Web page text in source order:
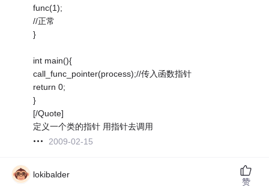
func(1);
//正常
}
int main(){
call_func_pointer(process);//传入函数指针
return 0;
}
[/Quote]
定义一个类的指针 用指针去调用
2009-02-15
lokibalder
赞